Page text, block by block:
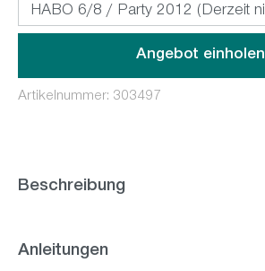
Angebot einholen
Artikelnummer: 303497
Beschreibung
Anleitungen